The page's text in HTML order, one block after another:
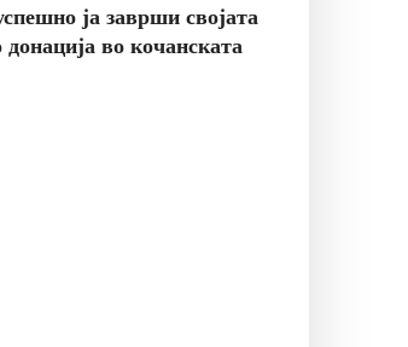
ја заврши својата
во кочанската